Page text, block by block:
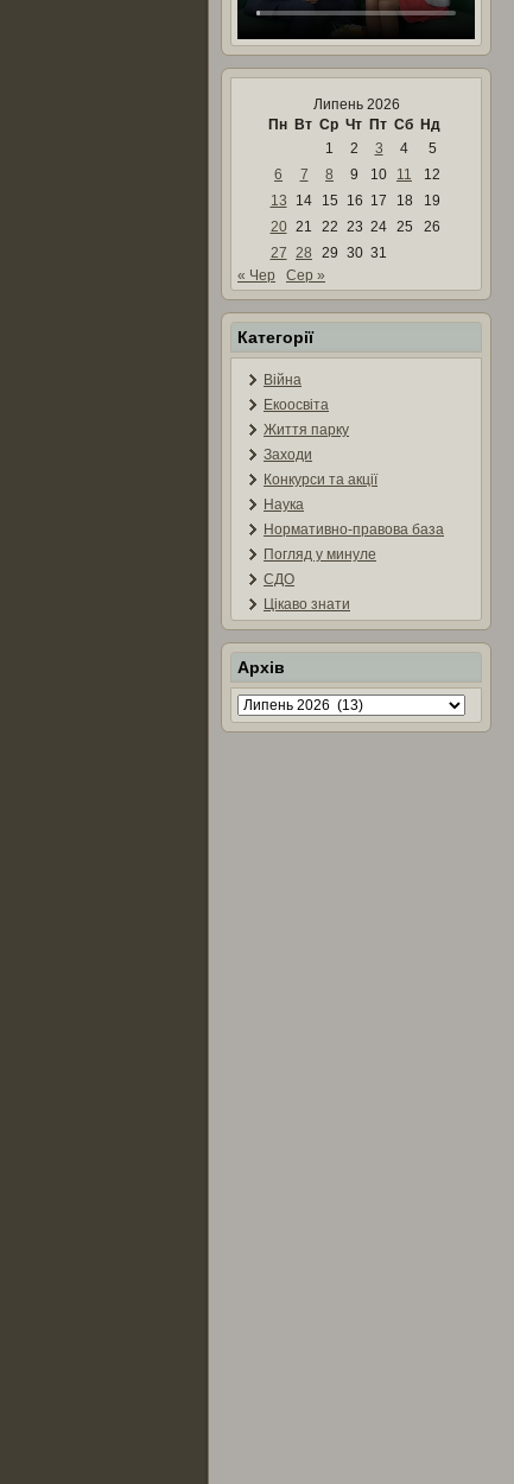
Липень 2026
Пн
Вт Ср Чт Пт Сб
Нд
1
2 3 4
5
6
7 8 9 10 11
12
13
14 15 16 17 18
19
20 21 22 23 24 25
26
27 28 29 30 31
« Чер
Сер »
Категорії
Війна
Екоосвіта
Життя парку
Заходи
Конкурси та акції
Наука
Нормативно-правова база
Погляд у минуле
СДО
Цікаво знати
Архів
Архів